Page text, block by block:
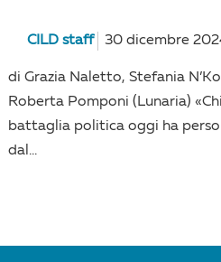
CILD staff 30 dicembre
di Grazia Naletto, Stefania
Roberta Pomponi (Lunaria)
battaglia politica oggi ha
dal...